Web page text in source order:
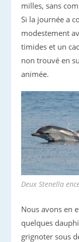
milles, sans
Si la journée a
modestement
timides et un
non trouvé en
animée.
Deux Stenella
Nous avons en
quelques
grignoter sous